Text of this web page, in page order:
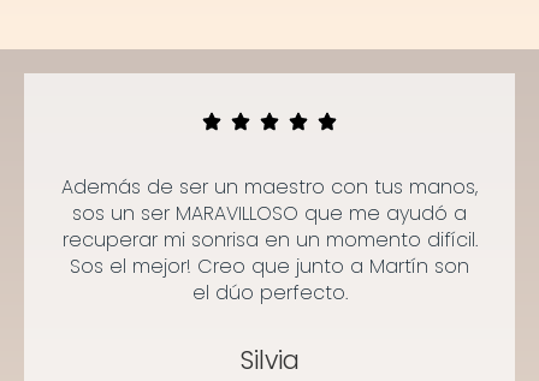
Además de ser un maestro con tus manos,
sos un ser MARAVILLOSO que me ayudó a
recuperar mi sonrisa en un momento difícil.
Sos el mejor! Creo que junto a Martín son
el dúo perfecto.
Silvia